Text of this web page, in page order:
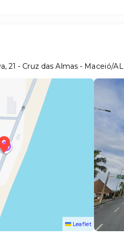
21 - Cruz das Almas - Maceió/AL
Leaflet